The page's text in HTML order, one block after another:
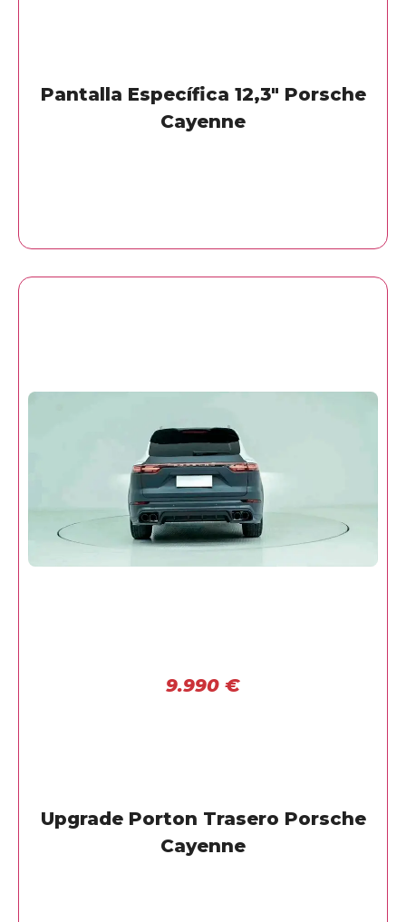
Pantalla Específica 12,3″ Porsche
Cayenne
9.990 €
Upgrade Porton Trasero Porsche
Cayenne